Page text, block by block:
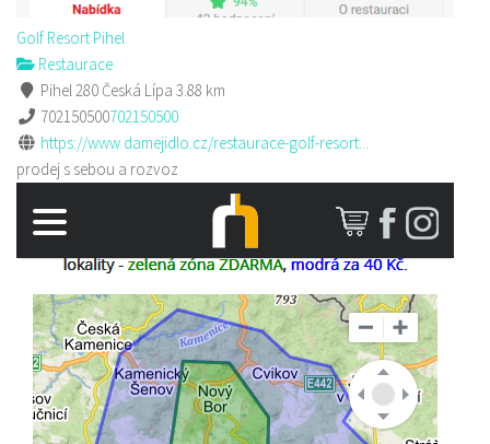
Golf Resort Pihel
Restaurace
Pihel 280 Česká Lípa 3.88 km
702150500702150500
https://www.damejidlo.cz/restaurace-golf-resort...
prodej s sebou a rozvoz